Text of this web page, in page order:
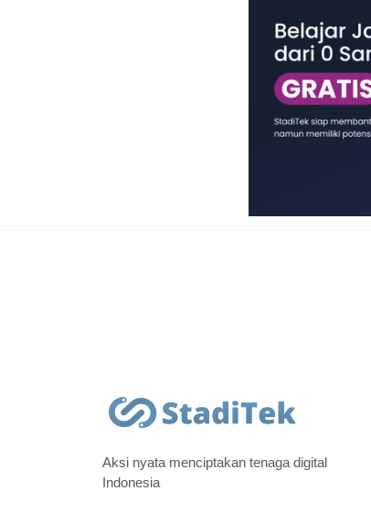
Aksi nyata menciptakan tenaga digital
Indonesia